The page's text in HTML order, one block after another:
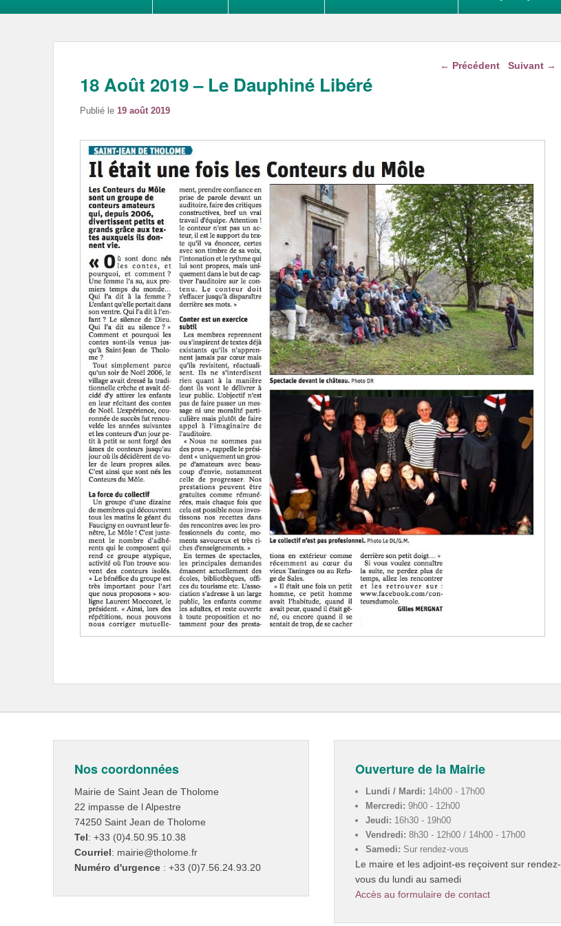
Navigation dans les
← Précédent Suivant →
18 Août 2019 – Le Dauphiné Libéré
Publié le 19 août 2019
Nos coordonnées
Mairie de Saint Jean de Tholome
22 impasse de l Alpestre
74250 Saint Jean de Tholome
Tel: +33 (0)4.50.95.10.38
Courriel: mairie@tholome.fr
Numéro d'urgence : +33 (0)7.56.24.93.20
Ouverture de la Mairie
Lundi / Mardi: 14h00 - 17h00
Mercredi: 9h00 - 12h00
Jeudi: 16h30 - 19h00
Vendredi: 8h30 - 12h00 / 14h00 - 17h00
Samedi: Sur rendez-vous
Le maire et les adjoint-es reçoivent sur rendez-
vous du lundi au samedi
Accès au formulaire de contact